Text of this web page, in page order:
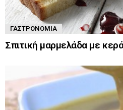
ΓΑΣΤΡΟΝΟΜΊΑ
Σπιτική μαρμελάδα με